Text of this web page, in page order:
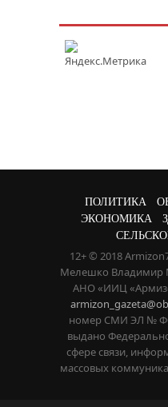
ПОЛИТИКА
ЭКОНОМИКА
12+ © 2018
Мелешко Владимир
АНО «ИИЦ
номер СМИ ЭЛ №
выдано
сфере связи,
массовых